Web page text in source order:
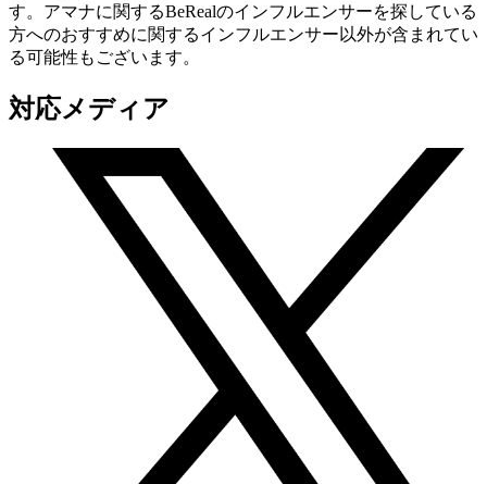
す。アマナに関するBeRealのインフルエンサーを探している
方へのおすすめに関するインフルエンサー以外が含まれてい
る可能性もございます。
対応メディア